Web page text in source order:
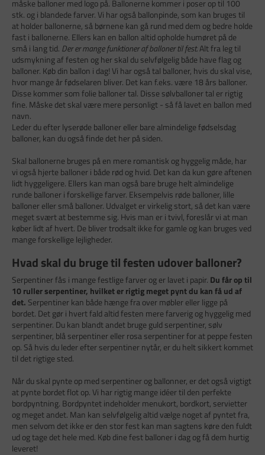
måske balloner med logo på. Ballonerne kommer i poser op til 100
stk. og i blandede farver. Vi har også ballonpinde, som kan bruges til
at holder ballonerne, så børnene kan gå rund med dem og bedre holde
fast i ballonerne. Ellers kan en ballon altid opholde humøret på de
små i lang tid. Der er mange funktioner af balloner til fest.Alt fra leg til
udsmykning af festen og her skal du selvfølgelig både have flag og
balloner. Køb din ballon i dag! Vi har også tal balloner, hvis du skal vise,
hvor mange år fødselaren bliver. Det kan f.eks. være 18 års balloner.
Disse kommer som folie balloner tal. Disse sølvballoner tal er rigtig
fine. Måske det skal være mere personligt - så få lavet en ballon med
navn.
Leder du efter lyserøde balloner eller bare almindelige fødselsdag
balloner, kan du også finde det her på siden.
Skal ballonerne bruges på en mere romantisk og hyggelig måde, har
vi også hjerte balloner i både rød og hvid. Det kan da kun gøre aftenen
lidt hyggeligere. Ellers kan man også bare bruge helt almindelige
runde balloner i forskellige farver. Eksempelvis røde balloner, lille
balloner eller små balloner. Udvalget er virkelig stort, så det kan være
meget svært at bestemme sig. Hvis man er i tvivl, foreslår vi at man
køber lidt af hvert. De bliver trodsalt ikke for gamle og kan bruges ved
mange forskellige lejligheder.
Hvad skal du bruge til festen udover balloner?
Serpentiner fås i mange festlige farver og er lavet i papir. Du får op til
10 ruller serpentiner, hvilket er rigtig meget pynt du kan få ud af
det. Serpentiner kan både hænge fra over møbler eller ligge på
bordet. Det gør i hvert fald altid festen mere farverig og hyggelig med
serpentiner. Du kan blandt andet bruge guld serpentiner, sølv
serpentiner, blå serpentiner eller rosa serpentiner for at peppe festen
op. Så hvis du leder efter serpentiner nytår, er du helt sikkert kommet
til det rigtige sted.
Når du skal pynte op med serpentiner og ballonner, er det også vigtigt
at pynte bordet flot op. Vi har rigtig mange idéer til den perfekte
bordpyntning. Bordpyntet indeholder menukort, bordkort, servietter
og meget andet. Man kan selvfølgelig altid vælge noget af pyntet fra,
men selvom det ikke er den stor fest kan man sagtens køre den fuldt
ud og tage det hele med. Køb dine fest balloner i dag og få dem hurtig
leveret!